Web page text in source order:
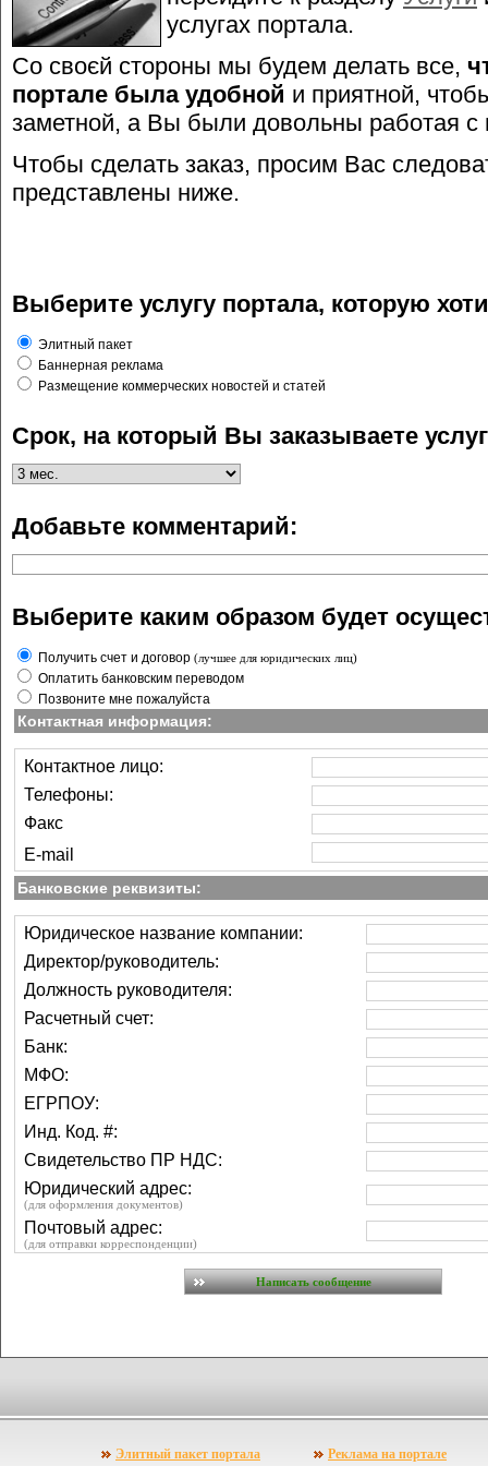
Line Number: 193
A PHP Error was encountered
Severity: 8192
Line Number: 194
A PHP Error was encountered
Severity: 8192
Message: Call-time pass-by-
Filename: views/
Line Number: 195
A PHP Error was encountered
Severity: 8192
Message: Call-time pass-by-
Filename: views/
Line Number: 207
A PHP Error was encountered
Severity: 8192
Message: Call-time pass-by-
Filename: views/
Line Number: 258
A PHP Error was encountered
Message: Call-time pass-by-
Filename: views/
услугах портала.
Со своєй стороны мы будем делать все,
портале была удобной и приятной,
заметной, а Вы были довольны работая с
Чтобы сделать заказ, просим Вас
представлены ниже.
Выберите услугу портала, которую
Элитный пакет
Баннерная реклама
Размещение коммерческих новостей и статей
Срок, на который Вы заказываете
Добавьте комментарий:
Выберите каким образом будет
Получить счет и договор (лучшее для юридических лиц)
Оплатить банковским переводом
Позвоните мне пожалуйста
Контактная информация:
Контактное лицо:
Телефоны:
Факс
E-mail
Банковские реквизиты:
Юридическое название компании:
Директор/руководитель:
Должность руководителя:
Расчетный счет:
Банк:
МФО:
ЕГРПОУ:
Инд. Код. #:
Свидетельство ПР НДС:
Юридический адрес:
(для оформления документов)
Почтовый адрес:
(для отправки корреспонденции)
Элитный пакет портала Реклама на портале